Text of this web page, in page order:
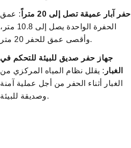
حفر آبار عميقة تصل إلى 20 متراً
: عمق
الحفرة الواحدة يصل إلى 10.8 متر،
وأقصى عمق للحفر 20 متر.
جهاز حفر صديق للبيئة للتحكم في
الغبار : يقلل نظام المياه المركزي من
الغبار أثناء الحفر من أجل عملية آمنة
وصديقة للبيئة.